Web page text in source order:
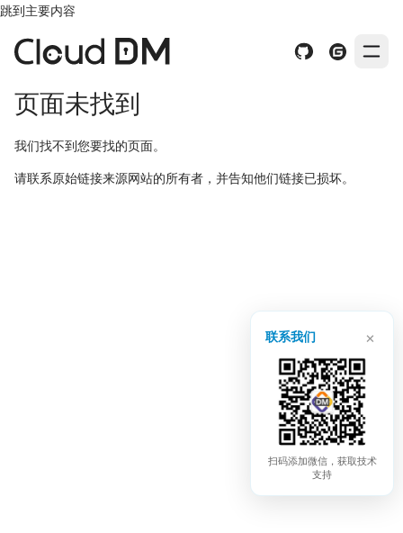
跳到主要内容
页面未找到
我们找不到您要找的页面。
请联系原始链接来源网站的所有者，并告知他们链接已损坏。
联系我们 ×
扫码添加微信，获取技术
支持